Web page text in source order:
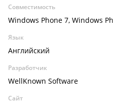
Совместимость
Windows Phone 7, Windows
Язык
Английский
Разработчик
WellKnown Software
Сайт